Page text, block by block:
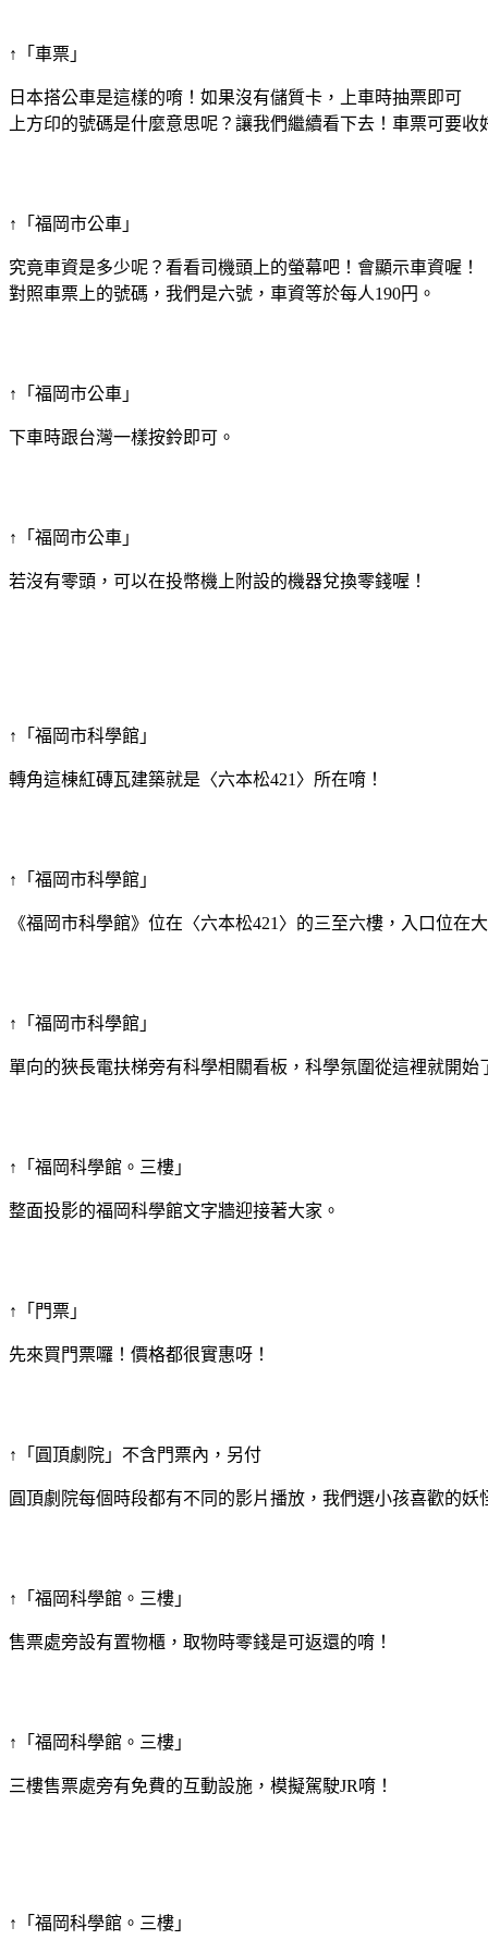
↑「車票」
日本搭公車是這樣的唷！如果沒有儲質卡，上車時抽票即可
上方印的號碼是什麼意思呢？讓我們繼續看下去！車票可要收
↑「福岡市公車」
究竟車資是多少呢？看看司機頭上的螢幕吧！會顯示車資喔！
對照車票上的號碼，我們是六號，車資等於每人190円。
↑「福岡市公車」
下車時跟台灣一樣按鈴即可。
↑「福岡市公車」
若沒有零頭，可以在投幣機上附設的機器兌換零錢喔！
↑「福岡市科學館」
轉角這棟紅磚瓦建築就是〈六本松421〉所在唷！
↑「福岡市科學館」
《福岡市科學館》位在〈六本松421〉的三至六樓，入口位在
↑「福岡市科學館」
單向的狹長電扶梯旁有科學相關看板，科學氛圍從這裡就開始
↑「福岡科學館。三樓」
整面投影的福岡科學館文字牆迎接著大家。
↑「門票」
先來買門票囉！價格都很實惠呀！
↑「圓頂劇院」不含門票內，另付
圓頂劇院每個時段都有不同的影片播放，我們選小孩喜歡的妖
↑「福岡科學館。三樓」
售票處旁設有置物櫃，取物時零錢是可返還的唷！
↑「福岡科學館。三樓」
三樓售票處旁有免費的互動設施，模擬駕駛JR唷！
↑「福岡科學館。三樓」